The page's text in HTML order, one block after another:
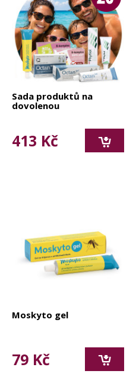
Sada produktů na
dovolenou
413 Kč
Moskyto gel
79 Kč